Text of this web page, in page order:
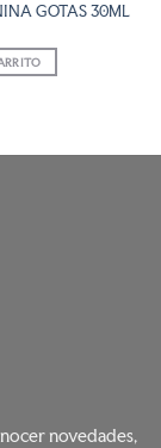
GOTAS 30ML
novedades,